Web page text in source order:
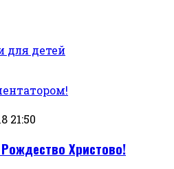
для детей
21:50
Христово!